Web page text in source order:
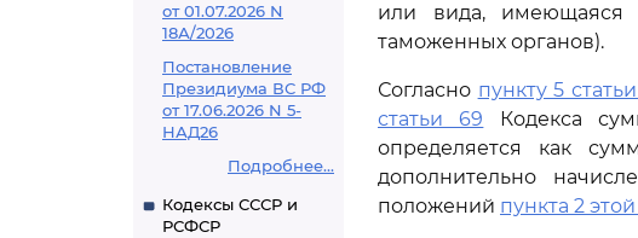
от 01.07.2026 N
18А/2026
Постановление
Президиума ВС РФ
от 17.06.2026 N 5-
НАД26
Подробнее...
Кодексы СССР и
РСФСР
или вида, имеющаяся
таможенных органов).
Согласно пункту 5
статьи 69 Кодекса
определяется как
дополнительно
положений пункта 2